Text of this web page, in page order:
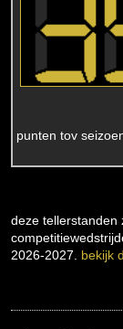
punten tov
deze tellerstanden
2026-2027. bekijk